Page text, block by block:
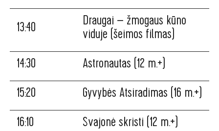
13:40
Draugai – žmogaus kūno
viduje (šeimos filmas)
14:30
Astronautas (12 m.+)
15:20
Gyvybės Atsiradimas (16 m.+)
16:10
Svajonė skristi (12 m.+)